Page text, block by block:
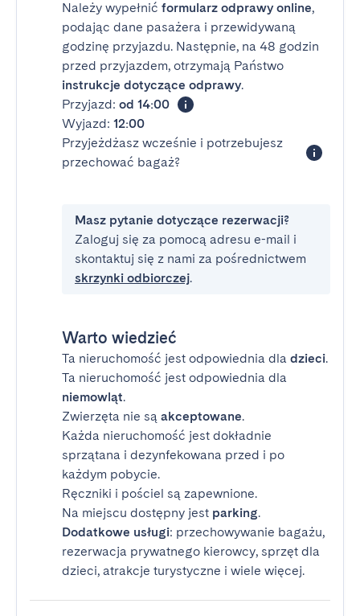
Należy wypełnić formularz odprawy online,
podając dane pasażera i przewidywaną
godzinę przyjazdu. Następnie, na 48 godzin
przed przyjazdem, otrzymają Państwo
instrukcje dotyczące odprawy.
Przyjazd: od 14:00
Wyjazd: 12:00
Przyjeżdżasz wcześnie i potrzebujesz
przechować bagaż?
Masz pytanie dotyczące rezerwacji?
Zaloguj się za pomocą adresu e-mail i
skontaktuj się z nami za pośrednictwem
skrzynki odbiorczej.
Warto wiedzieć
Ta nieruchomość jest odpowiednia dla dzieci.
Ta nieruchomość jest odpowiednia dla
niemowląt.
Zwierzęta nie są akceptowane.
Każda nieruchomość jest dokładnie
sprzątana i dezynfekowana przed i po
każdym pobycie.
Ręczniki i pościel są zapewnione.
Na miejscu dostępny jest parking.
Dodatkowe usługi: przechowywanie bagażu,
rezerwacja prywatnego kierowcy, sprzęt dla
dzieci, atrakcje turystyczne i wiele więcej.